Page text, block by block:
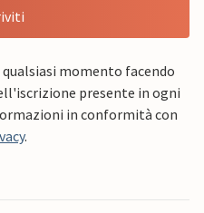
momento facendo
presente in ogni
in conformità con
.